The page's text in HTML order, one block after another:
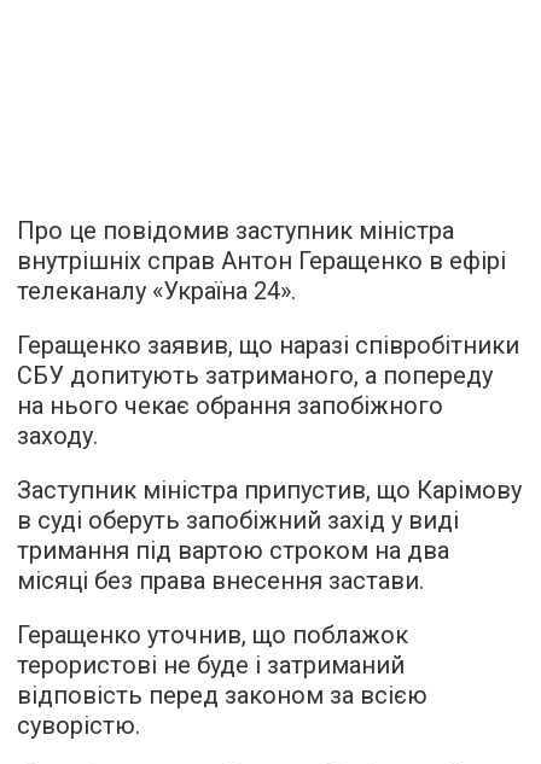
Про це повідомив заступник міністра
внутрішніх справ Антон Геращенко в ефірі
телеканалу «Україна 24».
Геращенко заявив, що наразі співробітники
СБУ допитують затриманого, а попереду
на нього чекає обрання запобіжного
заходу.
Заступник міністра припустив, що Карімову
в суді оберуть запобіжний захід у виді
тримання під вартою строком на два
місяці без права внесення застави.
Геращенко уточнив, що поблажок
терористові не буде і затриманий
відповість перед законом за всією
суворістю.